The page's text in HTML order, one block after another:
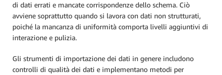
di dati errati e mancate corrispondenze dello schema. Ciò
avviene soprattutto quando si lavora con dati non strutturati,
poiché la mancanza di uniformità comporta livelli aggiuntivi di
interazione e pulizia.
Gli strumenti di importazione dei dati in genere includono
controlli di qualità dei dati e implementano metodi per